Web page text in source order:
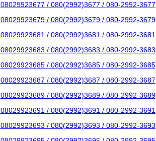
08029923677 / 080(2992)3677 / 080-2992-3677
08029923679 / 080(2992)3679 / 080-2992-3679
08029923681 / 080(2992)3681 / 080-2992-3681
08029923683 / 080(2992)3683 / 080-2992-3683
08029923685 / 080(2992)3685 / 080-2992-3685
08029923687 / 080(2992)3687 / 080-2992-3687
08029923689 / 080(2992)3689 / 080-2992-3689
08029923691 / 080(2992)3691 / 080-2992-3691
08029923693 / 080(2992)3693 / 080-2992-3693